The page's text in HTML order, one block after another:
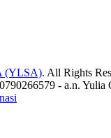
(YLSA). All Rights
- a.n. Yulia